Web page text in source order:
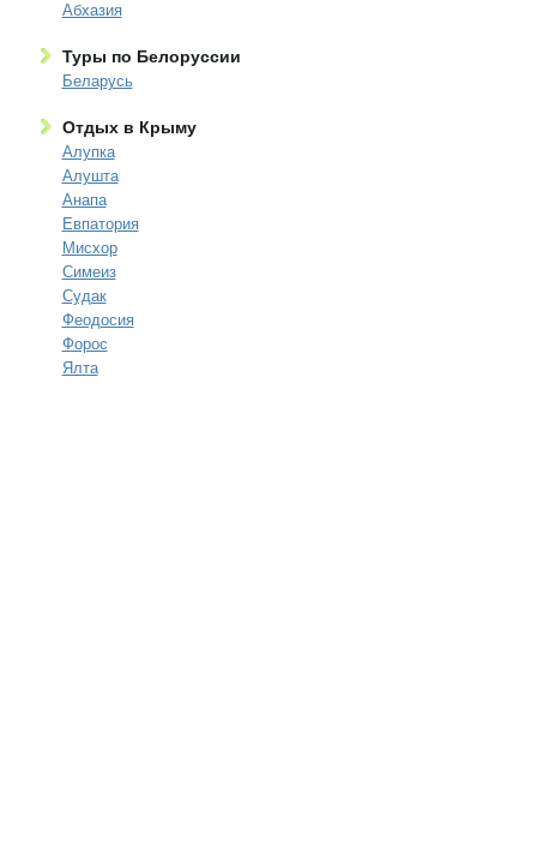
Абхазия
Туры по Белоруссии
Беларусь
Отдых в Крыму
Алупка
Алушта
Анапа
Евпатория
Мисхор
Симеиз
Судак
Феодосия
Форос
Ялта